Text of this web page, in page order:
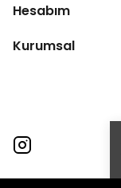
Hesabım
Kurumsal